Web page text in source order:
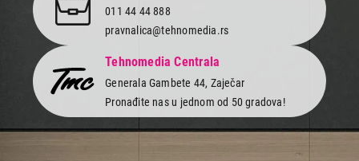
011 44 44 888
pravnalica@tehnomedia.rs
Tehnomedia Centrala
Generala Gambete 44, Zaječar
Pronađite nas u jednom od 50 gradova!